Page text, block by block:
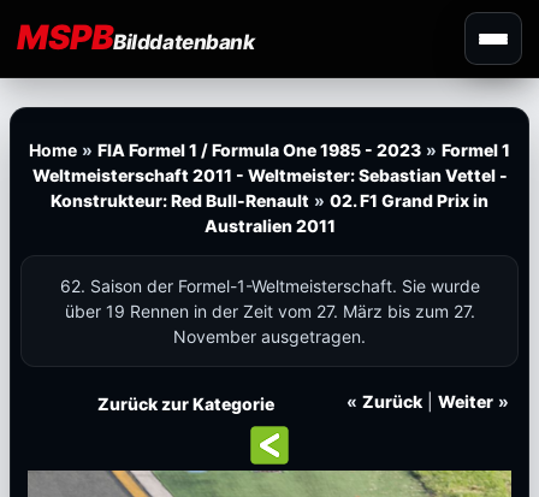
MSPBBilddatenbank
Home » FIA Formel 1 / Formula One 1985 - 2023 » Formel 1
Weltmeisterschaft 2011 - Weltmeister: Sebastian Vettel -
Konstrukteur: Red Bull-Renault » 02. F1 Grand Prix in
Australien 2011
62. Saison der Formel-1-Weltmeisterschaft. Sie wurde
über 19 Rennen in der Zeit vom 27. März bis zum 27.
November ausgetragen.
« Zurück Weiter »
Zurück zur Kategorie